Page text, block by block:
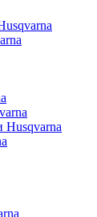
Husqvarna